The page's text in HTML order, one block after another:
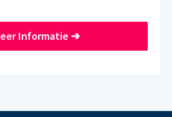
Informatie ➔